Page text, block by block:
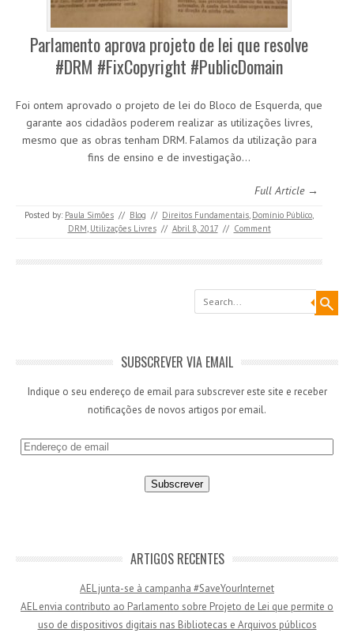
Parlamento aprova projeto de lei que resolve
#DRM #FixCopyright #PublicDomain
Foi ontem aprovado o projeto de lei do Bloco de Esquerda, que
garante aos cidadãos poderem realizar as utilizações livres,
mesmo que as obras tenham DRM. Falamos da utilização para
fins de ensino e de investigação…
Full Article →
Posted by: Paula Simões // Blog // Direitos Fundamentais, Domínio Público,
DRM, Utilizações Livres // Abril 8, 2017 // Comment
Search
SUBSCREVER VIA EMAIL
Indique o seu endereço de email para subscrever este site e receber
notificações de novos artigos por email.
E
e
ARTIGOS RECENTES
AEL junta-se à campanha #SaveYourInternet
AEL envia contributo ao Parlamento sobre Projeto de Lei que permite o
uso de dispositivos digitais nas Bibliotecas e Arquivos públicos